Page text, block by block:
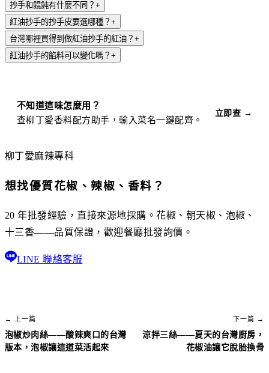
抄手和餛飩有什麼不同？ +
紅油抄手的抄手皮要選哪種？ +
台灣哪裡買得到做紅油抄手的紅油？ +
紅油抄手的餡料可以變化嗎？ +
不知道這味怎麼用？
查柳丁愛香料配方助手，輸入菜名一鍵配齊。
立即查 →
柳丁愛麻辣專科
想找優質花椒、辣椒、香料？
20 年批發經驗，直接來源地採購。花椒、朝天椒、泡椒、
十三香——品質保證，歡迎餐廳批發詢價。
LINE 聯絡客服
← 上一篇
泡椒炒肉絲——酸辣爽口的台灣
版本，泡椒讓這道菜活起來
下一篇 →
涼拌三絲——夏天的台灣廚房，
花椒油讓它脫胎換骨